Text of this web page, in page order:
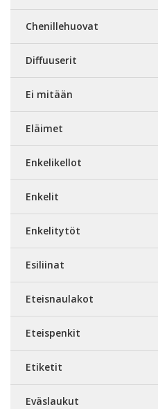
Chenillehuovat
Diffuuserit
Ei mitään
Eläimet
Enkelikellot
Enkelit
Enkelitytöt
Esiliinat
Eteisnaulakot
Eteispenkit
Etiketit
Eväslaukut